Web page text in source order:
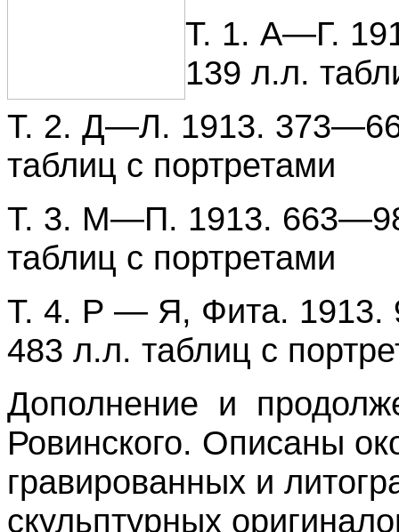
Т. 1. А—Г.
139 л.л.
Т. 2. Д—Л. 1913.
таблиц с портретами
Т. 3. М—П. 1913.
таблиц с портретами
Т. 4. Р — Я, Фита. 1913.
483 л.л. таблиц с
Дополнение и
Ровинского. Описаны
гравированных и
скульптурных